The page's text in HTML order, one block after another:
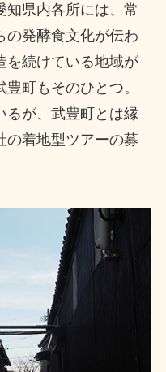
知県内各所には、常
の発酵食文化が伝わ
を続けている地域が
町もそのひとつ。
るが、武豊町とは縁
の着地型ツアーの募